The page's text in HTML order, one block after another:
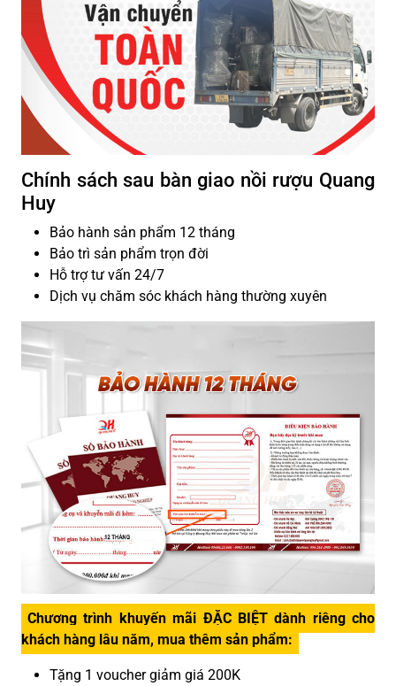
Chính sách sau bàn giao nồi rượu Quang
Huy
Bảo hành sản phẩm 12 tháng
Bảo trì sản phẩm trọn đời
Hỗ trợ tư vấn 24/7
Dịch vụ chăm sóc khách hàng thường xuyên
Chương trình khuyến mãi ĐẶC BIỆT dành riêng cho
khách hàng lâu năm, mua thêm sản phẩm:
Tặng 1 voucher giảm giá 200K